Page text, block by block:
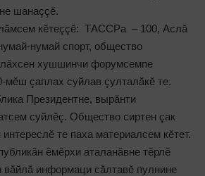
шанаççӗ.
кӗтеççӗ: ТАССРа – 100, Аслă
нумай спорт, общество
хушшинчи форумсемпе
мӗш çаплах суйлав çулталăкӗ те.
Президентне, вырăнти
суйлӗç. Общество сиртен çак
те паха материалсем кӗтет.
ӗмӗрхи аталанăвне тӗрлӗ
вăйлă информаци сăлтавӗ пулнине